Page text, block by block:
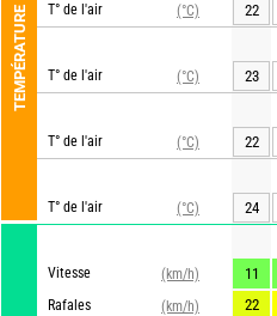
TEMPÉRATURE T° de l'air (°C)
T° de l'air (°C)
T° de l'air (°C)
T° de l'air (°C)
Vitesse
(km/h)
Rafales
(km/h)
22
23
22
24
11
22